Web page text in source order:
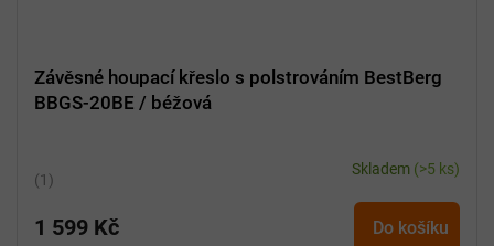
Závěsné houpací křeslo s polstrováním BestBerg
BBGS-20BE / béžová
Průměrné
produktu
Skladem (>5 ks)
1 599 Kč Do košíku